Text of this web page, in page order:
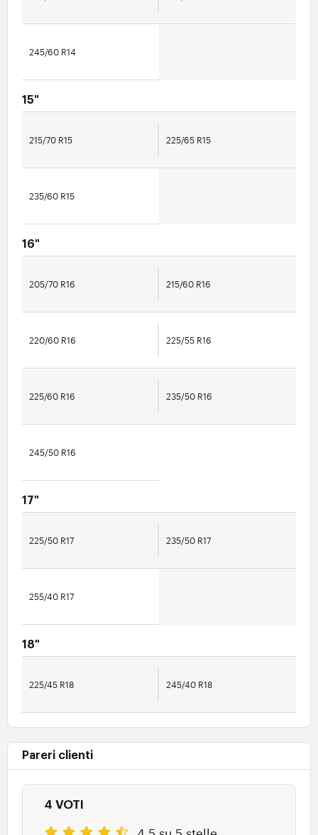
245/60 R14
15"
215/70 R15 225/65 R15
235/60 R15
16"
205/70 R16 215/60 R16
220/60 R16 225/55 R16
225/60 R16 235/50 R16
245/50 R16
17"
225/50 R17 235/50 R17
255/40 R17
18"
225/45 R18 245/40 R18
Pareri clienti
4 VOTI